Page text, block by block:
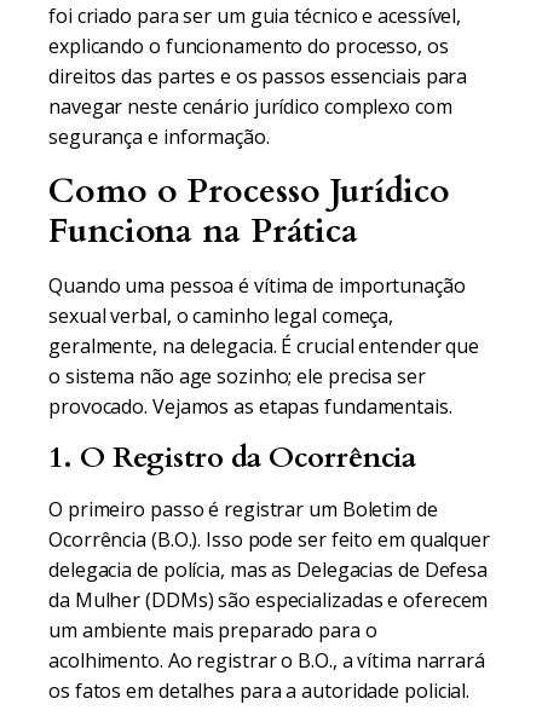
foi criado para ser um guia técnico e acessível,
explicando o funcionamento do processo, os
direitos das partes e os passos essenciais para
navegar neste cenário jurídico complexo com
segurança e informação.
Como o Processo Jurídico
Funciona na Prática
Quando uma pessoa é vítima de importunação
sexual verbal, o caminho legal começa,
geralmente, na delegacia. É crucial entender que
o sistema não age sozinho; ele precisa ser
provocado. Vejamos as etapas fundamentais.
1. O Registro da Ocorrência
O primeiro passo é registrar um Boletim de
Ocorrência (B.O.). Isso pode ser feito em qualquer
delegacia de polícia, mas as Delegacias de Defesa
da Mulher (DDMs) são especializadas e oferecem
um ambiente mais preparado para o
acolhimento. Ao registrar o B.O., a vítima narrará
os fatos em detalhes para a autoridade policial.